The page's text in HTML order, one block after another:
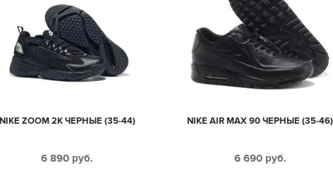
ZOOM 2K ЧЕРНЫЕ (35-44)
6 890 руб.
NIKE AIR MAX 90 ЧЕРНЫЕ (35-46)
6 690 руб.